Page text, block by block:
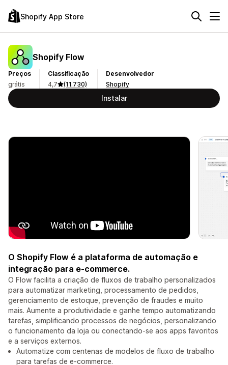
Shopify App Store
Shopify Flow
Preços
grátis
Classificação
4,7
(11.730)
Desenvolvedor
Shopify
Instalar
O Shopify Flow é a plataforma de automação e
integração para e-commerce.
O Flow facilita a criação de fluxos de trabalho personalizados
para automatizar marketing, processamento de pedidos,
gerenciamento de estoque, prevenção de fraudes e muito
mais. Aumente a produtividade e ganhe tempo automatizando
tarefas, simplificando processos de negócios, personalizando
o funcionamento da loja ou conectando-se aos apps favoritos
e a serviços externos.
Automatize com centenas de modelos de fluxo de trabalho
para tarefas de e-commerce.